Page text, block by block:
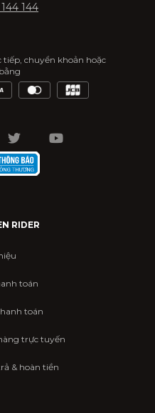
RIDER
toán
toán
trực tuyến
& hoàn tiền
144
chuyển khoản hoặc